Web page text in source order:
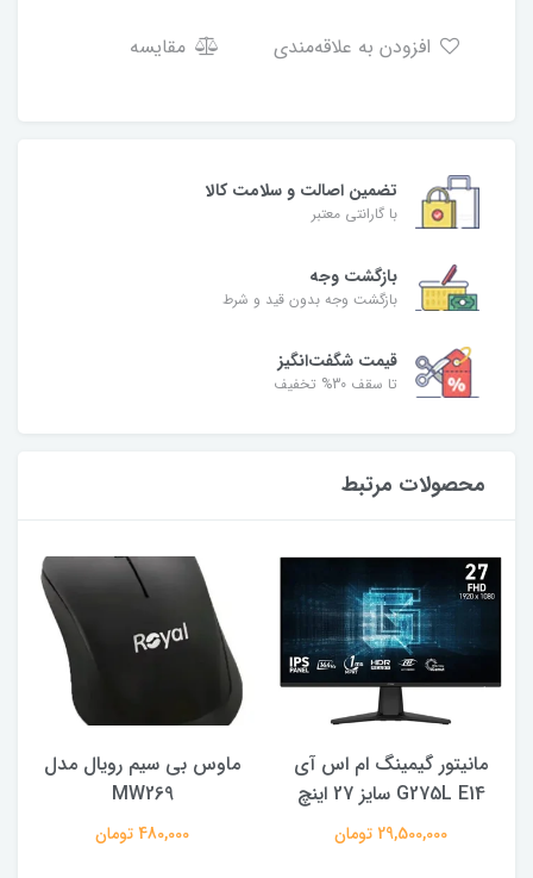
مقایسه
تضمین اصالت و سلامت کالا
با گارانتی معتبر
بازگشت وجه
بازگشت وجه بدون قید و شرط
قیمت شگفت‌انگیز
تا سقف 30% تخفیف
محصولات مرتبط
مانیتور گیمینگ ام اس آی
G275L E14 سایز 27 اینچ
29,500,000 تومان
ماوس بی سیم رویال مدل
MW269
480,000 تومان